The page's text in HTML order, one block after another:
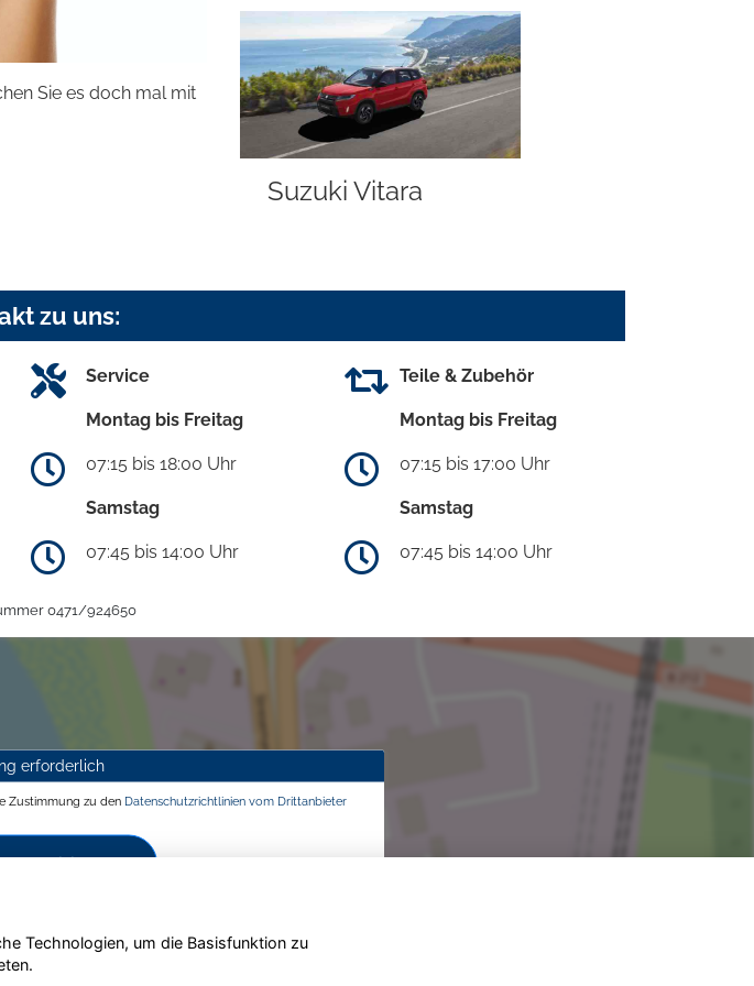
Sie es doch mal mit
Suzuki Vitara
zu uns:
Service
Montag bis Freitag
07:15 bis 18:00 Uhr
Samstag
07:45 bis 14:00 Uhr
Teile & Zubehör
Montag bis Freitag
07:15 bis 17:00 Uhr
Samstag
07:45 bis 14:00 Uhr
0471/924650
erforderlich
Zustimmung zu den Datenschutzrichtlinien vom Drittanbieter
Technologien, um die Basisfunktion zu